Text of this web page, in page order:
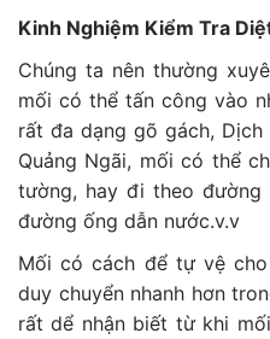
Kinh Nghiệm Kiểm Tra
Chúng ta nên thường
mối có thể tấn công vào
rất đa dạng gõ gách,
Quảng Ngãi, mối có thể
tường, hay đi theo đường
đường ống dẫn nước.v.v
Mối có cách để tự vệ
duy chuyển nhanh hơn
rất dể nhận biết từ khi